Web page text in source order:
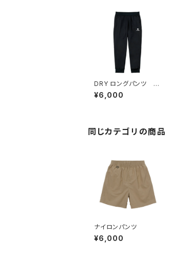
DRY ロングパンツ BL
K
¥6,000
同じカテゴリの商品
ナイロンパンツ
¥6,000